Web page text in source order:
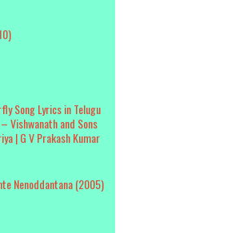
Song Lyrics in Telugu
Vishwanath and Sons
| G V Prakash Kumar
Nenoddantana (2005)